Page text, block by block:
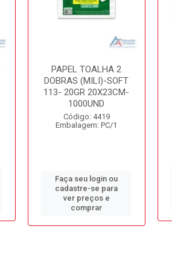
PAPEL TOALHA 2
DOBRAS (MILI)-SOFT
113- 20GR 20X23CM-
1000UND
Código: 4419
Embalagem: PC/1
Faça seu login ou
cadastre-se para
ver preços e
comprar